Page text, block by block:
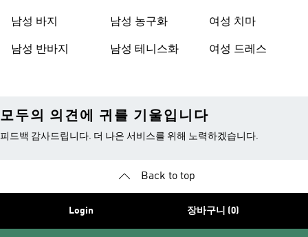
남성 바지
남성 반바지
남성 농구화
남성 테니스화
여성 치마
여성 드레스
모두의 의견에 귀를 기울입니다
피드백 감사드립니다. 더 나은 서비스를 위해 노력하겠습니다.
Back to top
Login 장바구니 (0)